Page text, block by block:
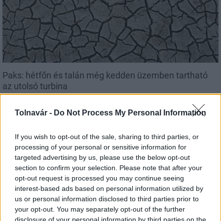
Tolnavár - Do Not Process My Personal Information
If you wish to opt-out of the sale, sharing to third parties, or
processing of your personal or sensitive information for
targeted advertising by us, please use the below opt-out
section to confirm your selection. Please note that after your
opt-out request is processed you may continue seeing
interest-based ads based on personal information utilized by
us or personal information disclosed to third parties prior to
your opt-out. You may separately opt-out of the further
Paks: hétfőn és talán még kedden üzemben tartható
az utolsó turbina